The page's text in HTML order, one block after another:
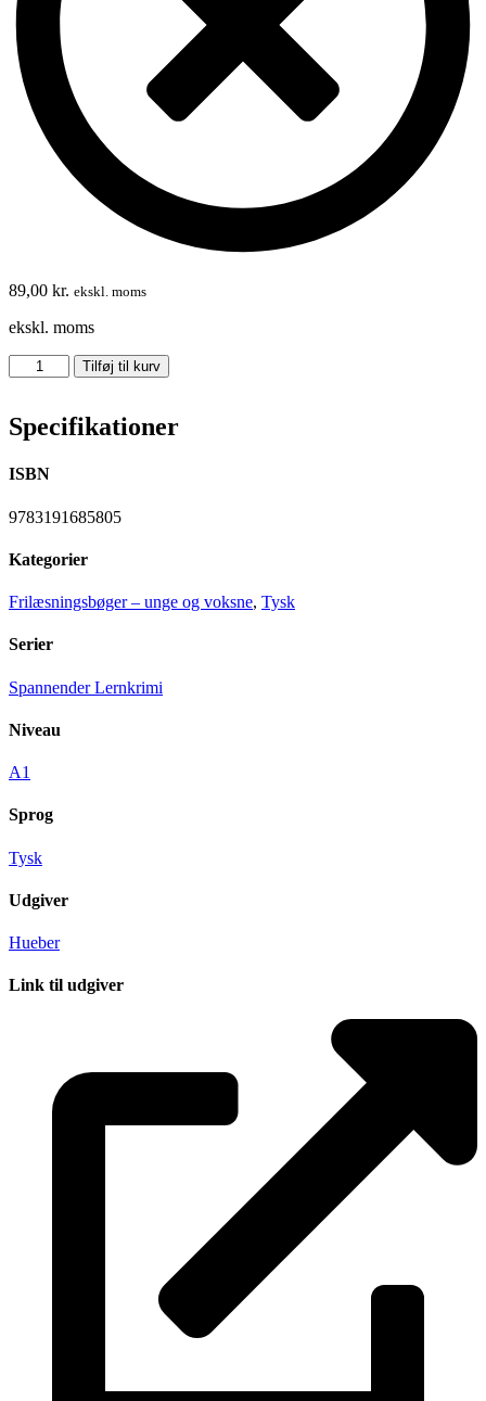
89,00 kr. ekskl. moms
ekskl. moms
Überfall
in
antal
Tilføj til kurv
Specifikationer
ISBN
9783191685805
Kategorier
Frilæsningsbøger – unge og voksne, Tysk
Serier
Spannender Lernkrimi
Niveau
A1
Sprog
Tysk
Udgiver
Hueber
Link til udgiver